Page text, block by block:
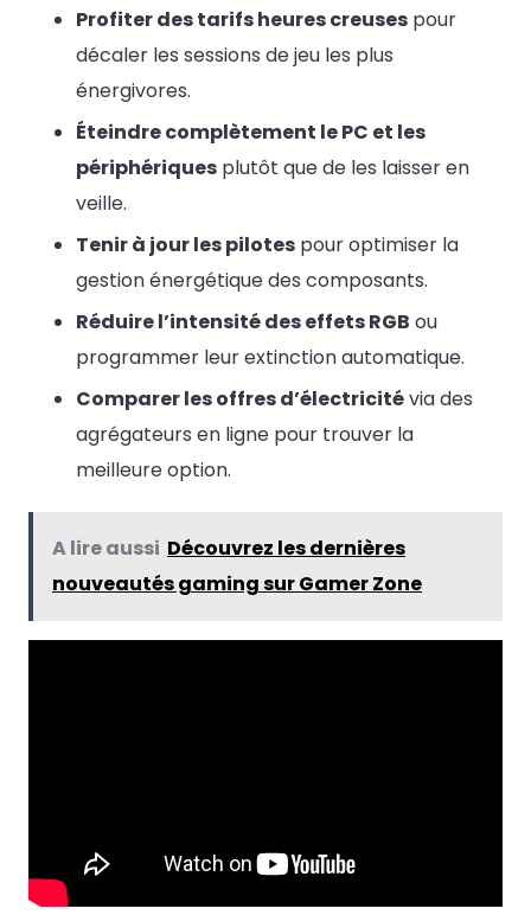
Profiter des tarifs heures creuses pour
décaler les sessions de jeu les plus
énergivores.
Éteindre complètement le PC et les
périphériques plutôt que de les laisser en
veille.
Tenir à jour les pilotes pour optimiser la
gestion énergétique des composants.
Réduire l’intensité des effets RGB ou
programmer leur extinction automatique.
Comparer les offres d’électricitévia des
agrégateurs en ligne pour trouver la
meilleure option.
A lire aussi Découvrez les dernières
nouveautés gaming sur Gamer Zone